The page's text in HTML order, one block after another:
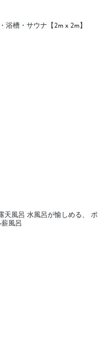
浴槽・サウナ【2m х 2m】
天風呂 水風呂が愉しめる、 ポ
風呂